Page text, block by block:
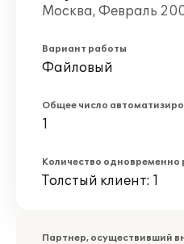
Москва, Февраль
Вариант работы
Файловый
Общее число
1
Количество
Толстый клиент: 1
Партнер, осуществивший